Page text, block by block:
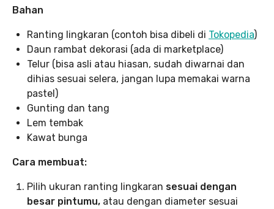
Bahan
Ranting lingkaran (contoh bisa dibeli di Tokopedia)
Daun rambat dekorasi (ada di marketplace)
Telur (bisa asli atau hiasan, sudah diwarnai dan
dihias sesuai selera, jangan lupa memakai warna
pastel)
Gunting dan tang
Lem tembak
Kawat bunga
Cara membuat:
Pilih ukuran ranting lingkaran sesuai dengan
besar pintumu, atau dengan diameter sesuai